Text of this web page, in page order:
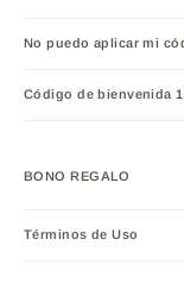
No puedo aplicar mi
Código de bienvenida
BONO REGALO
Términos de Uso